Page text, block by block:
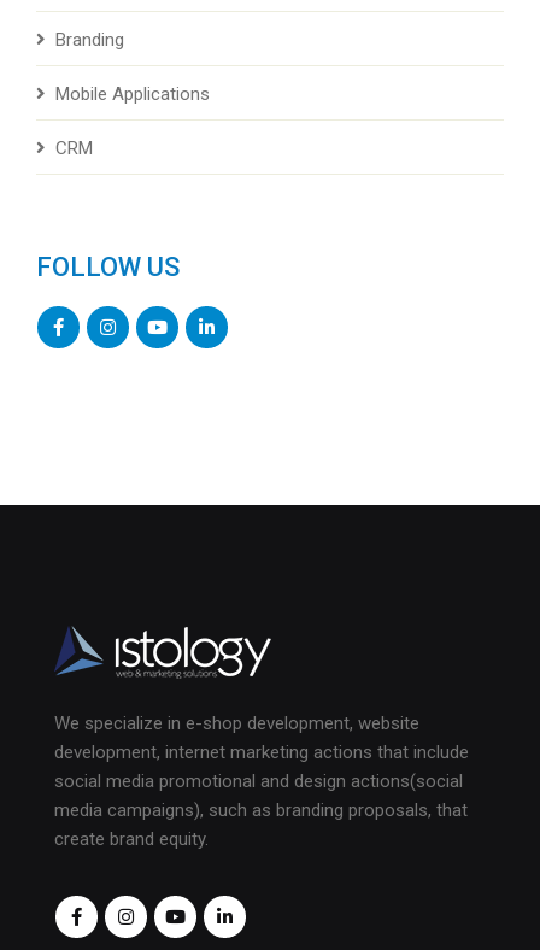
Branding
Mobile Applications
CRM
FOLLOW US
We specialize in e-shop development, website
development, internet marketing actions that include
social media promotional and design actions(social
media campaigns), such as branding proposals, that
create brand equity.